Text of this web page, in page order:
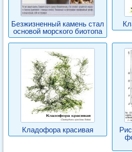
Безжизненный камень стал
основой морского биотопа
Кладофора красивая